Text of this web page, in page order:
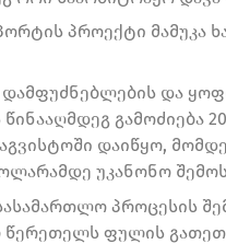
პროექტი მამუკა
დამფუძნებლების და
წინააღმდეგ გამოძიება
დაიწყო,
უკანონო
პროცესის
ფულის